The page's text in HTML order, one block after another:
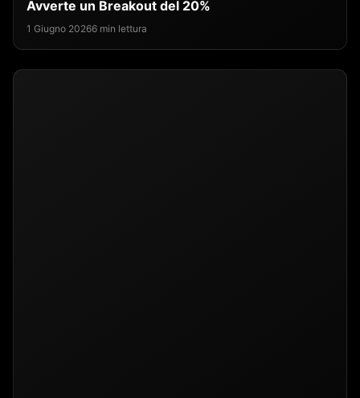
Avverte un Breakout del 20%
1 Giugno 20266 min lettura